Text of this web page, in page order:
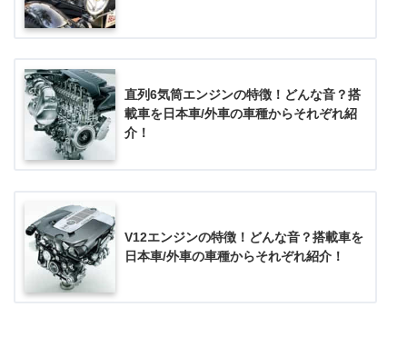
直列6気筒エンジンの特徴！どんな音？搭
載車を日本車/外車の車種からそれぞれ紹
介！
V12エンジンの特徴！どんな音？搭載車を
日本車/外車の車種からそれぞれ紹介！